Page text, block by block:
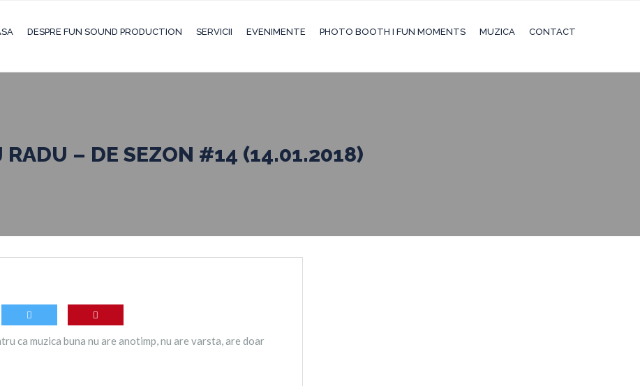
DESPRE FUN SOUND PRODUCTION SERVICII EVENIMENTE PHOTO BOOTH I FUN MOMENTS MUZICA CONTACT
RADU – DE SEZON #14 (14.01.2018)
ca muzica buna nu are anotimp, nu are varsta, are doar